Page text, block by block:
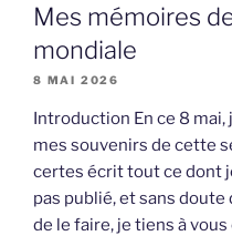
Mes mémoires
mondiale
8 MAI 2026
Introduction En ce 8 mai,
mes souvenirs de cette
certes écrit tout ce dont
pas publié, et sans
de le faire, je tiens à